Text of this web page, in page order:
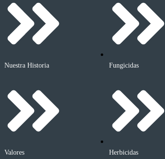
Nuestra Historia
Valores
Fungicidas
Herbicidas